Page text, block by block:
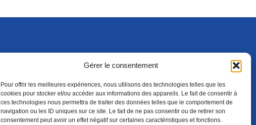
Gérer le consentement
Pour offrir les meilleures expériences, nous utilisons des technologies telles que les
cookies pour stocker et/ou accéder aux informations des appareils. Le fait de consentir à
ces technologies nous permettra de traiter des données telles que le comportement de
navigation ou les ID uniques sur ce site. Le fait de ne pas consentir ou de retirer son
consentement peut avoir un effet négatif sur certaines caractéristiques et fonctions.
S'ABONNER
(NOUVELLE FENÊTRE)
ADHÉRER